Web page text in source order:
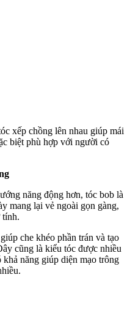
xếp chồng lên nhau giúp mái
biệt phù hợp với người có
năng động hơn, tóc bob là
mang lại vẻ ngoài gọn gàng,
tính.
che khéo phần trán và tạo
cũng là kiểu tóc được nhiều
năng giúp diện mạo trông